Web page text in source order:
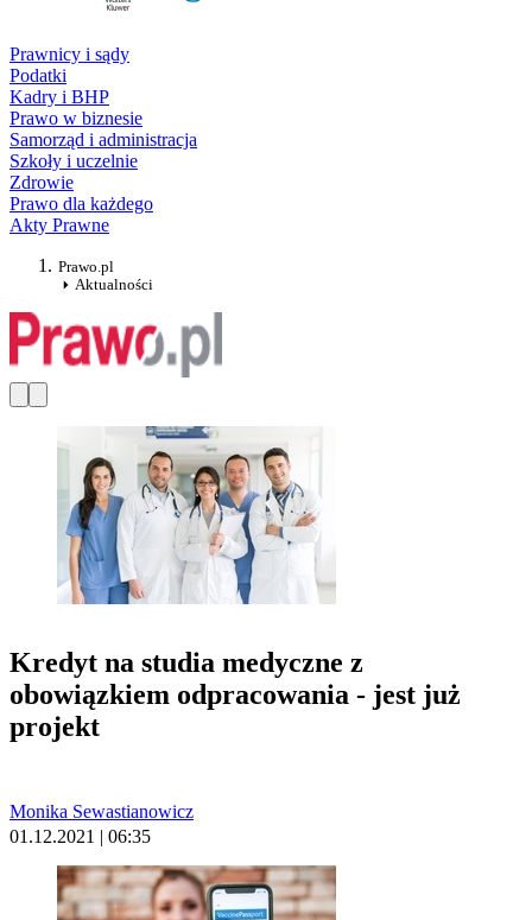
Prawnicy i sądy
Podatki
Kadry i BHP
Prawo w biznesie
Samorząd i administracja
Szkoły i uczelnie
Zdrowie
Prawo dla każdego
Akty Prawne
Prawo.pl
Aktualności
Kredyt na studia medyczne z
obowiązkiem odpracowania - jest już
projekt
Monika Sewastianowicz
01.12.2021 | 06:35